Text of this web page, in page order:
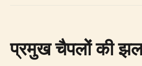
प्रमुख चैपलों की